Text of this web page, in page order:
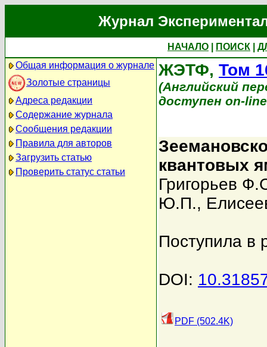
Журнал
НАЧАЛО ПОИСК
Общая информация о журнале
Золотые страницы
Адреса редакции
Содержание журнала
Сообщения редакции
Правила для авторов
Загрузить статью
Проверить статус статьи
ЖЭТФ, Том
(Английский
доступен on-
квантовых
Григорьев
Ю.П.,
Поступила в
DOI:
PDF (502.4K)